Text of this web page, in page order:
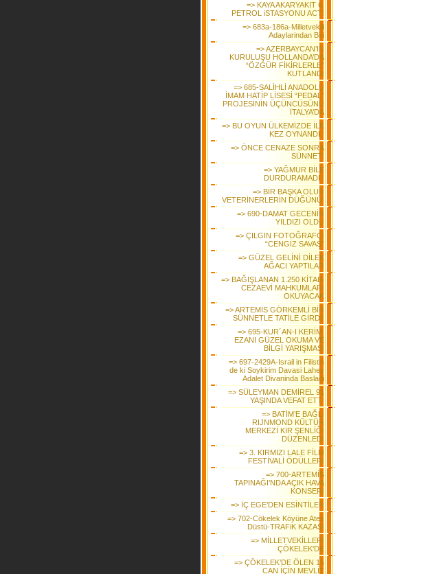
=> KAYA AKARYAKIT 6.
PETROL iSTASYONU ACTI
=> 683a-186a-Milletvekili
Adaylarindan Biri
=> AZERBAYCAN’IN
KURULUŞU HOLLANDA’DA
“ÖZGÜR FİKİRLERLE”
KUTLANDI
=> 685-SALİHLİ ANADOLU
İMAM HATİP LİSESİ “PEDAL”
PROJESİNİN ÜÇÜNCÜSÜNÜ
İTALYA’DA
=> BU OYUN ÜLKEMİZDE İLK
KEZ OYNANDI !
=> ÖNCE CENAZE SONRA
SÜNNET!
=> YAĞMUR BİLE
DURDURAMADI !
=> BİR BAŞKA OLUR
VETERİNERLERİN DÜĞÜNÜ!
=> 690-DAMAT GECENİN
YILDIZI OLDU
=> ÇILGIN FOTOĞRAFÇI
“CENGİZ SAVAŞ”
=> GÜZEL GELİNİ DİLEK
AĞACI YAPTILAR
=> BAĞIŞLANAN 1.250 KİTABI
CEZAEVİ MAHKUMLARI
OKUYACAK
=> ARTEMİS GÖRKEMLİ BİR
SÜNNETLE TATİLE GİRDİ!
=> 695-KUR´AN-I KERİM,
EZANI GÜZEL OKUMA VE
BİLGİ YARIŞMASI
=> 697-2429A-Israil in Filistin
de ki Soykirim Davasi Lahey
Adalet Divaninda Basladi
=> SÜLEYMAN DEMİREL 91
YAŞINDA VEFAT ETTİ
=> BATİM’E BAĞLI
RIJNMOND KÜLTÜR
MERKEZİ KIR ŞENLİĞİ
DÜZENLEDİ
=> 3. KIRMIZI LALE FİLM
FESTİVALİ ÖDÜLLERİ
=> 700-ARTEMİS
TAPINAĞI’NDA AÇIK HAVA
KONSERİ
=> İÇ EGE’DEN ESİNTİLER
=> 702-Cökelek Köyüne Ates
Düstü-TRAFiK KAZASI
=> MİLLETVEKİLLERİ
ÇÖKELEK'DE
=> ÇÖKELEK’DE ÖLEN 15
CAN İÇİN MEVLİT